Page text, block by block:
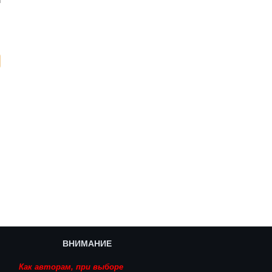
ВНИМАНИЕ
Как авторам, при выборе